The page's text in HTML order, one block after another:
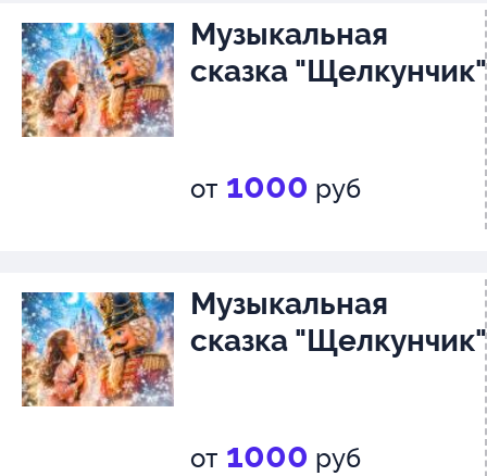
Музыкальная
сказка "Щелкунчик"
от 1000 руб
Музыкальная
сказка "Щелкунчик"
от 1000 руб